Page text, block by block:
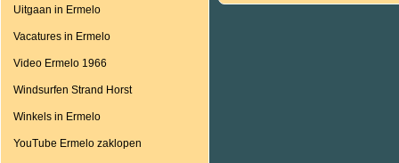
Uitgaan in Ermelo
Vacatures in Ermelo
Video Ermelo 1966
Windsurfen Strand Horst
Winkels in Ermelo
YouTube Ermelo zaklopen